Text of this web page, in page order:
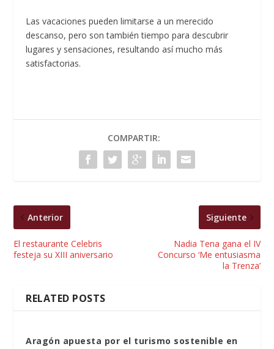
Las vacaciones pueden limitarse a un merecido
descanso, pero son también tiempo para descubrir
lugares y sensaciones, resultando así mucho más
satisfactorias.
COMPARTIR:
Anterior
El restaurante Celebris
festeja su XIII aniversario
Siguiente
Nadia Tena gana el IV
Concurso ‘Me entusiasma
la Trenza’
RELATED POSTS
Aragón apuesta por el turismo sostenible en